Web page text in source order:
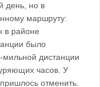
день, но в
маршруту:
в районе
было
мильной дистанции
часов. У
отменить.